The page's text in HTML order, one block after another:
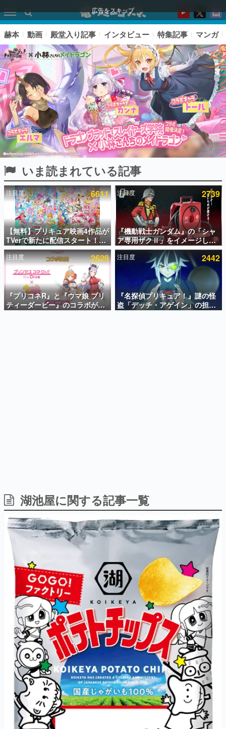
広告をスキップ
ピックアップ
電ファミのいま読まれている記事ランキング
アプリセール情報
インタビュー
連載・特集一覧
殿堂入り記事
SNS拡散数が数千以上！ ページビュー数万以上！ などな
ど。多くの人々に読まれた、電ファミ渾身の“殿堂入り”記
事をまとめました。
日本のモバイルゲーム史における主要なトピック・タイト
ルを網羅するほか、開発者へのインタビューや識者による
解説を掲載。約20年の歴史が一望できる決定版！
若ゲのいたり〜ゲームクリエイターの青春〜
『うつヌケ』『ペンと箸』等で知られるマンガ家・田中圭
一先生によるゲーム業界レポートマンガです。
なんでゲームは面白い？
ゲーム開発者・hamatsu氏がゲームの魅力を画面や操作の
具体的な形から解き明かしていく、硬派で骨太な評論連載
です。
ゲームが変えた日本語
「経験値」「裏技」「ラスボス」… ゲームにまつわる言葉
の起源や用法の変遷を、コンピューター文化史研究家・タ
イニーP氏が徹底調査。
カテゴリ
特集記事
マンガ
女性向け
赫本 動画 殿堂入り記事 インタビュー 特集記事 マンガ
いま読まれている記事
注目度 6611
【無料】プリキュア映画4作品が
TVerで新たに配信スタート！な
んと2018年～2024年の映画ほぼ
すべてが見放題に、ぶっちゃけ
ありえないラインナップ
注目度 2739
『機動戦士ガンダム』の「シャ
ア専用ザクⅡ」をイメージした
散水ホースリールが予約開始。
本体にはシャアのパーソナルマ
ークやジオン公国軍のエンブレ
ム、型式番号などを配置
注目度 2629
『プリコネR』と『ウマ娘 プリ
ティーダービー』のコラボが決
定！“最大170連無料”の8.5周年
注目度 2442
『名探偵プリキュア！』謎の怪
盗「デッチ・アゲイン」の担当
キャストは天﨑滉平さんと判